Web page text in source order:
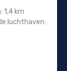
1,4 km
luchthaven: